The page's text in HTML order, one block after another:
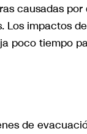
causadas por
impactos
poco tiempo
de